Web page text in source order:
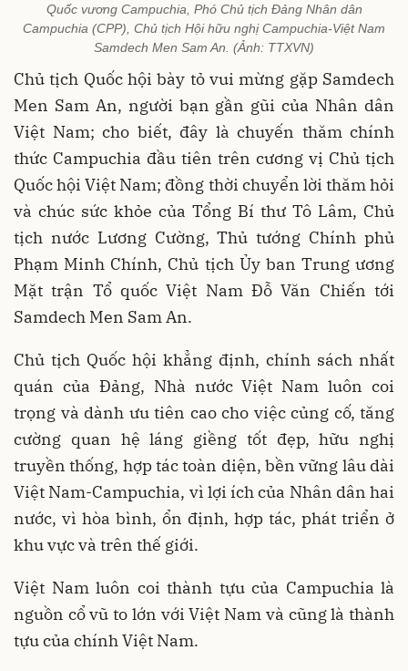
Quốc vương Campuchia, Phó Chủ tịch Đảng Nhân dân
Campuchia (CPP), Chủ tịch Hội hữu nghị Campuchia-Việt Nam
Samdech Men Sam An. (Ảnh: TTXVN)
Chủ tịch Quốc hội bày tỏ vui mừng gặp Samdech
Men Sam An, người bạn gần gũi của Nhân dân
Việt Nam; cho biết, đây là chuyến thăm chính
thức Campuchia đầu tiên trên cương vị Chủ tịch
Quốc hội Việt Nam; đồng thời chuyển lời thăm hỏi
và chúc sức khỏe của Tổng Bí thư Tô Lâm, Chủ
tịch nước Lương Cường, Thủ tướng Chính phủ
Phạm Minh Chính, Chủ tịch Ủy ban Trung ương
Mặt trận Tổ quốc Việt Nam Đỗ Văn Chiến tới
Samdech Men Sam An.
Chủ tịch Quốc hội khẳng định, chính sách nhất
quán của Đảng, Nhà nước Việt Nam luôn coi
trọng và dành ưu tiên cao cho việc củng cố, tăng
cường quan hệ láng giềng tốt đẹp, hữu nghị
truyền thống, hợp tác toàn diện, bền vững lâu dài
Việt Nam-Campuchia, vì lợi ích của Nhân dân hai
nước, vì hòa bình, ổn định, hợp tác, phát triển ở
khu vực và trên thế giới.
Việt Nam luôn coi thành tựu của Campuchia là
nguồn cổ vũ to lớn với Việt Nam và cũng là thành
tựu của chính Việt Nam.